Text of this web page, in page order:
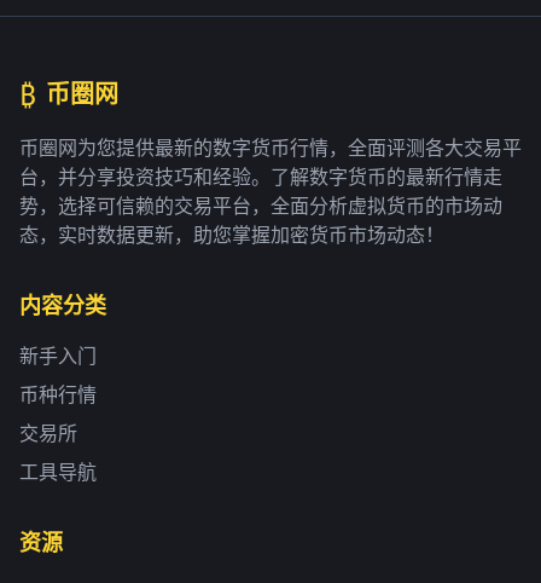
₿ 币圈网
币圈网为您提供最新的数字货币行情，全面评测各大交易平
台，并分享投资技巧和经验。了解数字货币的最新行情走
势，选择可信赖的交易平台，全面分析虚拟货币的市场动
态，实时数据更新，助您掌握加密货币市场动态！
内容分类
新手入门
币种行情
交易所
工具导航
资源